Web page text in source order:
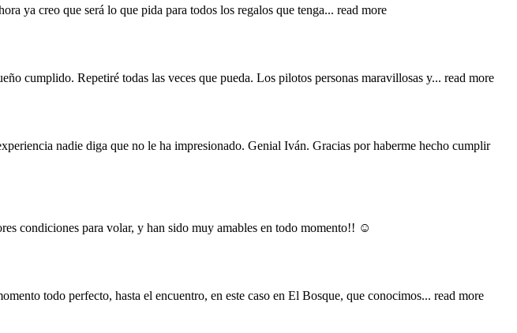
ya creo que será lo que pida para todos los regalos que tenga... read more
cumplido. Repetiré todas las veces que pueda. Los pilotos personas maravillosas y... read more
nadie diga que no le ha impresionado. Genial Iván. Gracias por haberme hecho cumplir
condiciones para volar, y han sido muy amables en todo momento!! ☺️
todo perfecto, hasta el encuentro, en este caso en El Bosque, que conocimos... read more